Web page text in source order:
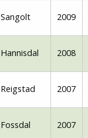
Sangolt 2009
Hannisdal 2008
Reigstad 2007
Fossdal 2007